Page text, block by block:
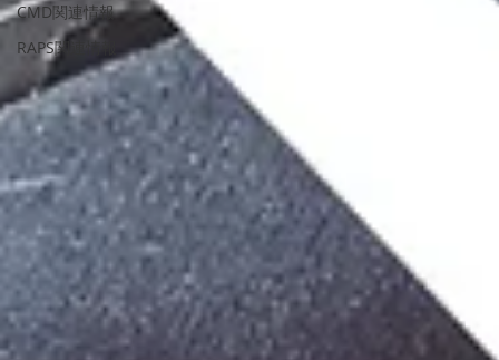
CMD関連情報
RAPS関連情報